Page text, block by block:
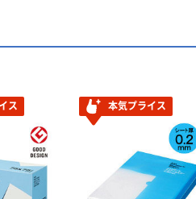
ス 本気プライス